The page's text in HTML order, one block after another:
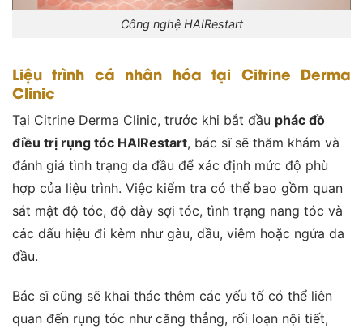
Công nghệ HAIRestart
Liệu trình cá nhân hóa tại Citrine Derma
Clinic
Tại Citrine Derma Clinic, trước khi bắt đầu phác đồ
điều trị rụng tóc HAIRestart, bác sĩ sẽ thăm khám và
đánh giá tình trạng da đầu để xác định mức độ phù
hợp của liệu trình. Việc kiểm tra có thể bao gồm quan
sát mật độ tóc, độ dày sợi tóc, tình trạng nang tóc và
các dấu hiệu đi kèm như gàu, dầu, viêm hoặc ngứa da
đầu.
Bác sĩ cũng sẽ khai thác thêm các yếu tố có thể liên
quan đến rụng tóc như căng thẳng, rối loạn nội tiết,